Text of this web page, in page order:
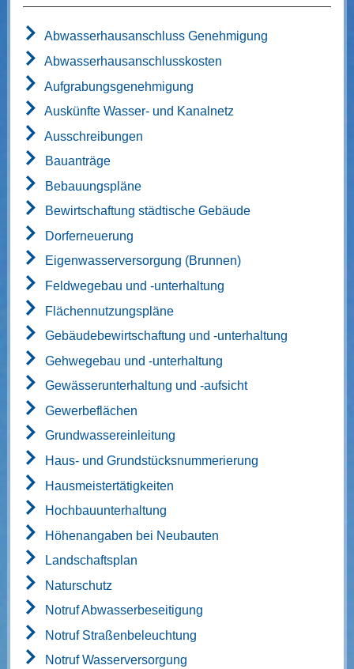
Abwasserhausanschluss Genehmigung
Abwasserhausanschlusskosten
Aufgrabungsgenehmigung
Auskünfte Wasser- und Kanalnetz
Ausschreibungen
Bauanträge
Bebauungspläne
Bewirtschaftung städtische Gebäude
Dorferneuerung
Eigenwasserversorgung (Brunnen)
Feldwegebau und -unterhaltung
Flächennutzungspläne
Gebäudebewirtschaftung und -unterhaltung
Gehwegebau und -unterhaltung
Gewässerunterhaltung und -aufsicht
Gewerbeflächen
Grundwassereinleitung
Haus- und Grundstücksnummerierung
Hausmeistertätigkeiten
Hochbauunterhaltung
Höhenangaben bei Neubauten
Landschaftsplan
Naturschutz
Notruf Abwasserbeseitigung
Notruf Straßenbeleuchtung
Notruf Wasserversorgung